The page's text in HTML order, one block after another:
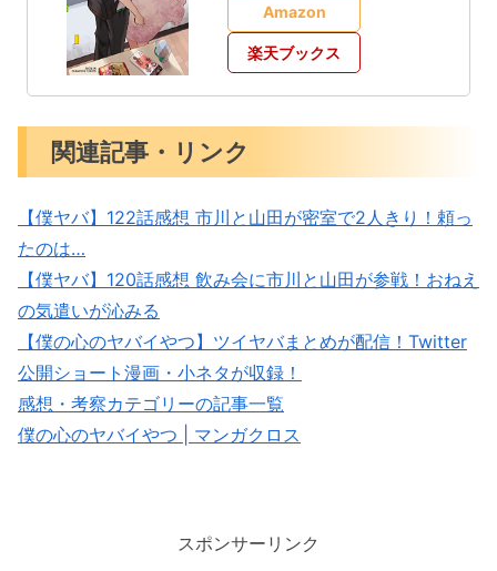
Amazon
楽天ブックス
関連記事・リンク
【僕ヤバ】122話感想 市川と山田が密室で2人きり！頼っ
たのは…
【僕ヤバ】120話感想 飲み会に市川と山田が参戦！おねえ
の気遣いが沁みる
【僕の心のヤバイやつ】ツイヤバまとめが配信！Twitter
公開ショート漫画・小ネタが収録！
感想・考察カテゴリーの記事一覧
僕の心のヤバイやつ | マンガクロス
スポンサーリンク